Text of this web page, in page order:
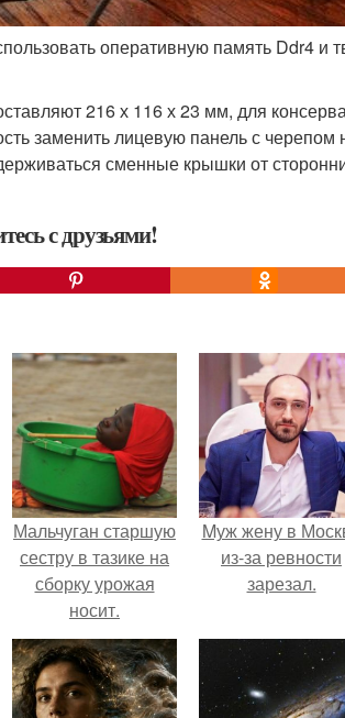
оперативную память Ddr4 и
216 х 116 х 23 мм, для
заменить лицевую панель с
сменные крышки от
с друзьями!
Мальчуган старшую
сестру в тазике на
сборку урожая
носит.
Mуж жену в
из-за ревности
зарезал.